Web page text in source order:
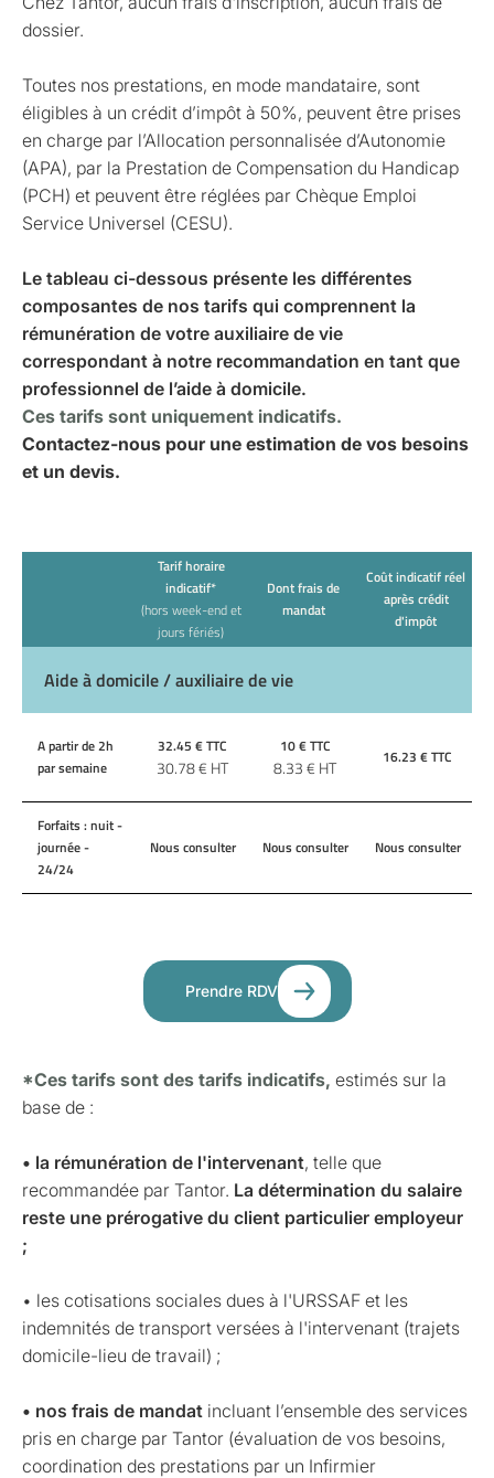
dossier.
Toutes nos prestations, en mode mandataire, sont
éligibles à un crédit d’impôt à 50%, peuvent être prises
en charge par l’Allocation personnalisée d’Autonomie
(APA), par la Prestation de Compensation du Handicap
(PCH) et peuvent être réglées par Chèque Emploi
Service Universel (CESU).
Le tableau ci-dessous présente les différentes
composantes de nos tarifs qui comprennent la
rémunération de votre auxiliaire de vie
correspondant à notre recommandation en tant que
professionnel de l’aide à domicile.
Ces tarifs sont uniquement indicatifs.
Contactez-nous pour une estimation de vos besoins
et un devis.
Tarif horaire
indicatif*
(hors week-end et
jours fériés)
Dont frais de
mandat
Coût indicatif réel
après crédit
d'impôt
Aide à domicile / auxiliaire de vie
A partir de 2h
par semaine
32.45 € TTC
30.78€ HT
10€ TTC
8.33€ HT 16.23 € TTC
Forfaits : nuit -
journée -
24/24
Nous consulter Nous consulter Nous consulter
Prendre RDV
*Ces tarifs sont des tarifs indicatifs, estimés sur la
base de :
• la rémunération de l'intervenant, telle que
recommandée par Tantor. La détermination du salaire
reste une prérogative du client particulier employeur
;
• les cotisations sociales dues à l'URSSAF et les
indemnités de transport versées à l'intervenant (trajets
domicile-lieu de travail) ;
• nos frais de mandat incluant l’ensemble des services
pris en charge par Tantor (évaluation de vos besoins,
coordination des prestations par un Infirmier